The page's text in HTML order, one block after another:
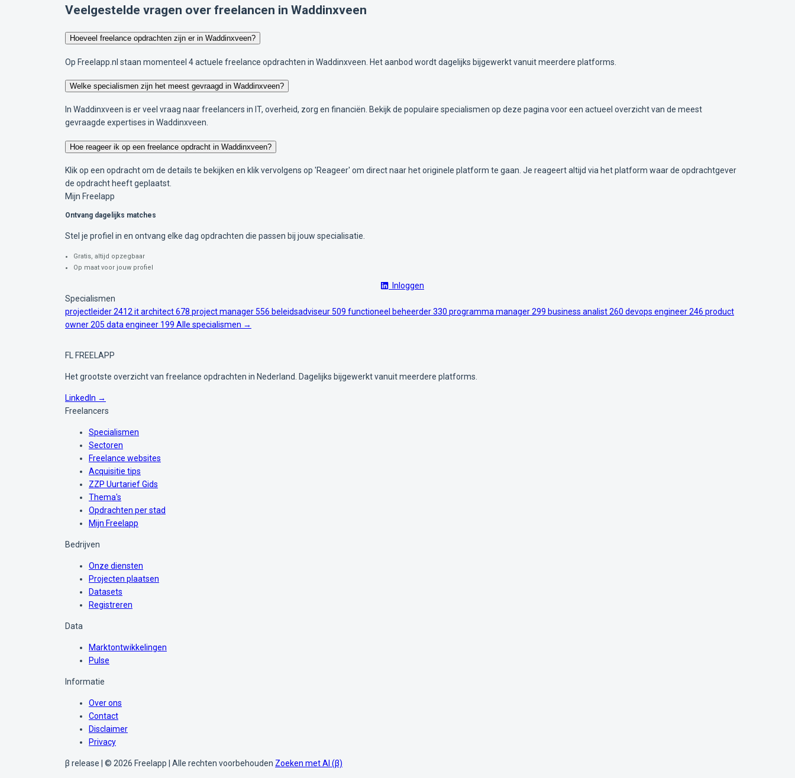
Veelgestelde vragen over freelancen in Waddinxveen
Hoeveel freelance opdrachten zijn er in Waddinxveen?
Op Freelapp.nl staan momenteel 4 actuele freelance opdrachten in Waddinxveen. Het aanbod wordt dagelijks bijgewerkt vanuit meerdere platforms.
Welke specialismen zijn het meest gevraagd in Waddinxveen?
In Waddinxveen is er veel vraag naar freelancers in IT, overheid, zorg en financiën. Bekijk de populaire specialismen op deze pagina voor een actueel overzicht van de meest
gevraagde expertises in Waddinxveen.
Hoe reageer ik op een freelance opdracht in Waddinxveen?
Klik op een opdracht om de details te bekijken en klik vervolgens op 'Reageer' om direct naar het originele platform te gaan. Je reageert altijd via het platform waar de opdrachtgever
de opdracht heeft geplaatst.
Mijn Freelapp
Ontvang dagelijks matches
Stel je profiel in en ontvang elke dag opdrachten die passen bij jouw specialisatie.
Gratis, altijd opzegbaar
Op maat voor jouw profiel
Inloggen
Specialismen
projectleider2412 it architect678 project manager556 beleidsadviseur509 functioneel beheerder330 programma manager299 business analist260 devops engineer246 product
owner205 data engineer 199 Alle specialismen →
FL FREELAPP
Het grootste overzicht van freelance opdrachten in Nederland. Dagelijks bijgewerkt vanuit meerdere platforms.
LinkedIn →
Freelancers
Specialismen
Sectoren
Freelance websites
Acquisitie tips
ZZP Uurtarief Gids
Thema's
Opdrachten per stad
Mijn Freelapp
Bedrijven
Onze diensten
Projecten plaatsen
Datasets
Registreren
Data
Marktontwikkelingen
Pulse
Informatie
Over ons
Contact
Disclaimer
Privacy
β release | © 2026 Freelapp | Alle rechten voorbehouden Zoeken met AI (β)